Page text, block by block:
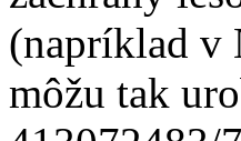
(napríklad v
môžu tak